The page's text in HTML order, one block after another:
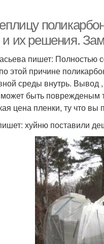
их решения.
пишет: Полностью
этой причине
среды внутрь. Вывод
быть поврежденым
цена пленки, ту что
хуйню поставили